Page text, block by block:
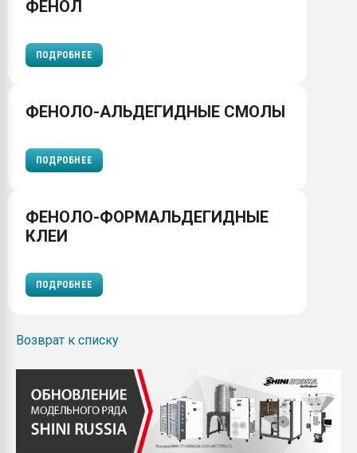
ФЕНОЛ
ПОДРОБНЕЕ
ФЕНОЛО-АЛЬДЕГИДНЫЕ СМОЛЫ
ПОДРОБНЕЕ
ФЕНОЛО-ФОРМАЛЬДЕГИДНЫЕ
КЛЕИ
ПОДРОБНЕЕ
Возврат к списку